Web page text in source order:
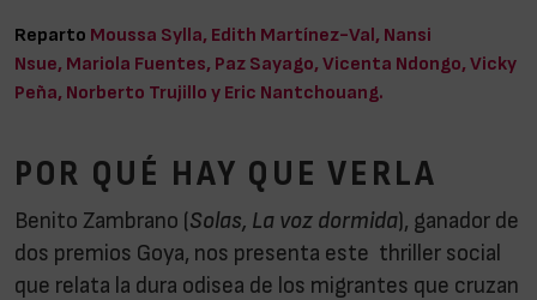
Reparto Moussa Sylla, Edith Martínez-Val, Nansi
Nsue, Mariola Fuentes, Paz Sayago, Vicenta Ndongo, Vicky
Peña, Norberto Trujillo y Eric Nantchouang.
POR QUÉ HAY QUE VERLA
Benito Zambrano (Solas, La voz dormida), ganador de
dos premios Goya, nos presenta este thriller social
que relata la dura odisea de los migrantes que cruzan